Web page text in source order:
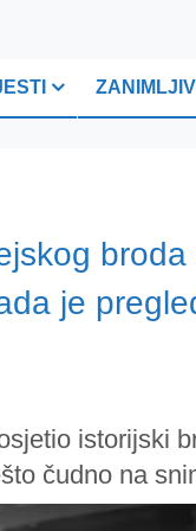
je
istоriјski
čudnо nа